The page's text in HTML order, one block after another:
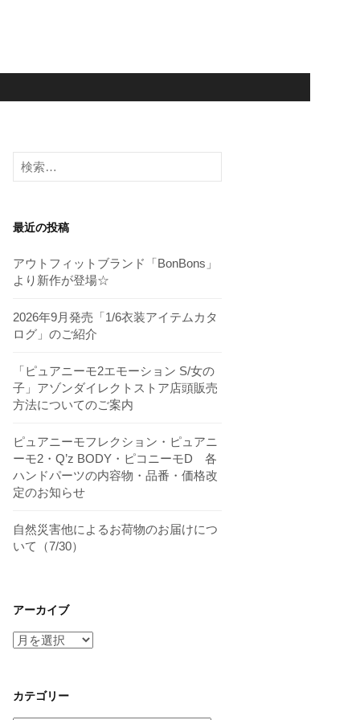
検
索:
最近の投稿
アウトフィットブランド「BonBons」
より新作が登場☆
2026年9月発売「1/6衣装アイテムカタ
ログ」のご紹介
「ピュアニーモ2エモーション S/女の
子」アゾンダイレクトストア店頭販売
方法についてのご案内
ピュアニーモフレクション・ピュアニ
ーモ2・Q’z BODY・ピコニーモD 各
ハンドパーツの内容物・品番・価格改
定のお知らせ
自然災害他によるお荷物のお届けにつ
いて（7/30）
アーカイブ
ア
イ
ブ
カテゴリー